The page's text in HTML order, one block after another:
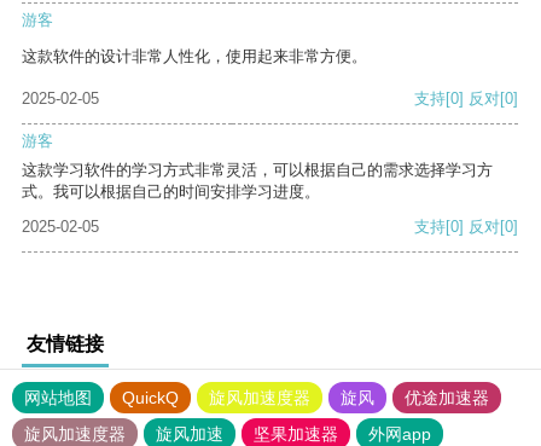
游客
这款软件的设计非常人性化，使用起来非常方便。
2025-02-05 支持[0] 反对[0]
游客
这款学习软件的学习方式非常灵活，可以根据自己的需求选择学习方
式。我可以根据自己的时间安排学习进度。
2025-02-05
支持[0] 反对[0]
友情链接
网站地图 QuickQ 旋风加速度器 旋风
优途加速器
旋风加速度器
旋风加速 坚果加速器 外网app